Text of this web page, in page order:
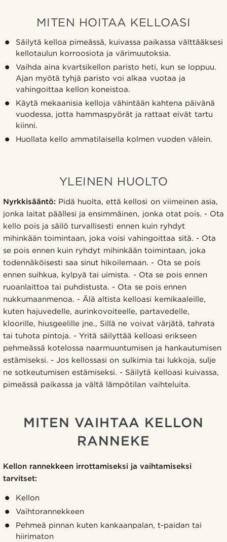
MITEN HOITAA KELLOASI
Säilytä kelloa pimeässä, kuivassa paikassa välttääksesi
kellotaulun korroosiota ja värimuutoksia.
Vaihda aina kvartsikellon paristo heti, kun se loppuu.
Ajan myötä tyhjä paristo voi alkaa vuotaa ja
vahingoittaa kellon koneistoa.
Käytä mekaanisia kelloja vähintään kahtena päivänä
vuodessa, jotta hammaspyörät ja rattaat eivät tartu
kiinni.
Huollata kello ammatilaisella kolmen vuoden välein.
YLEINEN HUOLTO
Nyrkkisääntö: Pidä huolta, että kellosi on viimeinen asia,
jonka laitat päällesi ja ensimmäinen, jonka otat pois. - Ota
kello pois ja säilö turvallisesti ennen kuin ryhdyt
mihinkään toimintaan, joka voisi vahingoittaa sitä. - Ota
se pois ennen kuin ryhdyt mihinkään toimintaan, joka
todennäköisesti saa sinut hikoilemaan. - Ota se pois
ennen suihkua, kylpyä tai uimista. - Ota se pois ennen
ruoanlaittoa tai puhdistusta. - Ota se pois ennen
nukkumaanmenoa. - Älä altista kelloasi kemikaaleille,
kuten hajuvedelle, aurinkovoiteelle, partavedelle,
kloorille, hiusgeelille jne., Sillä ne voivat värjätä, tahrata
tai tuhota pintoja. - Yritä säilyttää kelloasi erikseen
pehmeässä kotelossa naarmuuntumisen ja hankautumisen
estämiseksi. - Jos kellossasi on sulkimia tai lukkoja, sulje
ne sotkeutumisen estämiseksi. - Säilytä kelloasi kuivassa,
pimeässä paikassa ja vältä lämpötilan vaihteluita.
MITEN VAIHTAA KELLON
RANNEKE
Kellon rannekkeen irrottamiseksi ja vaihtamiseksi
tarvitset:
Kellon
Vaihtorannekkeen
Pehmeä pinnan kuten kankaanpalan, t-paidan tai
hiirimaton